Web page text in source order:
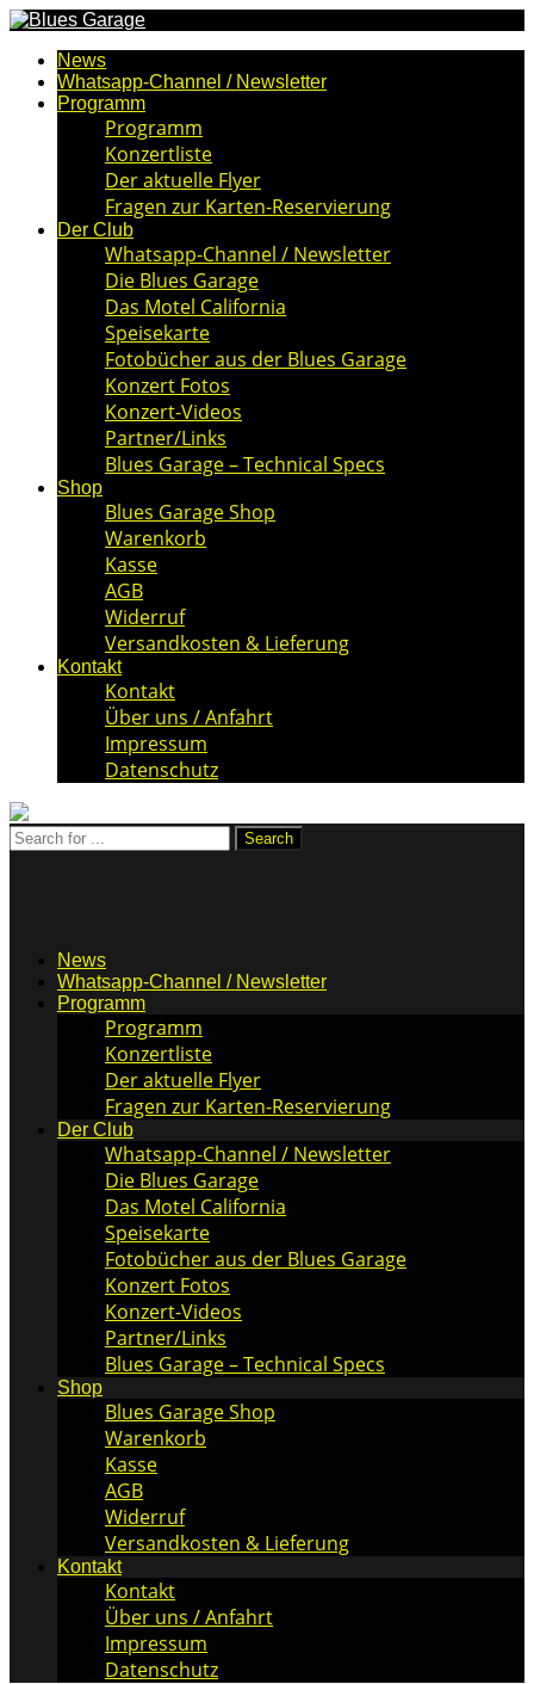
News
Whatsapp-Channel / Newsletter
Programm
Programm
Konzertliste
Der aktuelle Flyer
Fragen zur Karten-Reservierung
Der Club
Whatsapp-Channel / Newsletter
Die Blues Garage
Das Motel California
Speisekarte
Fotobücher aus der Blues Garage
Konzert Fotos
Konzert-Videos
Partner/Links
Blues Garage – Technical Specs
Shop
Blues Garage Shop
Warenkorb
Kasse
AGB
Widerruf
Versandkosten & Lieferung
Kontakt
Kontakt
Über uns / Anfahrt
Impressum
Datenschutz
News
Whatsapp-Channel / Newsletter
Programm
Programm
Konzertliste
Der aktuelle Flyer
Fragen zur Karten-Reservierung
Der Club
Whatsapp-Channel / Newsletter
Die Blues Garage
Das Motel California
Speisekarte
Fotobücher aus der Blues Garage
Konzert Fotos
Konzert-Videos
Partner/Links
Blues Garage – Technical Specs
Shop
Blues Garage Shop
Warenkorb
Kasse
AGB
Widerruf
Versandkosten & Lieferung
Kontakt
Kontakt
Über uns / Anfahrt
Impressum
Datenschutz